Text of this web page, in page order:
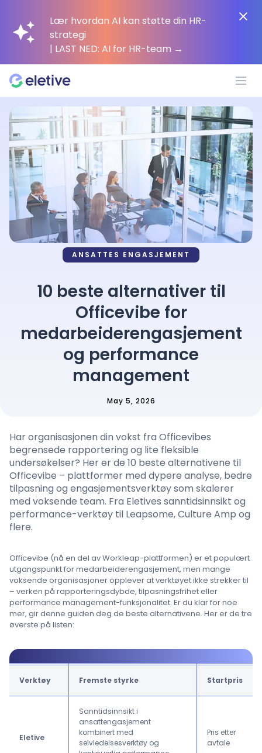
Lær hvordan AI kan støtte din HR-
strategi
| LAST NED: AI for HR-team →
Plattform
Hvorfor Eletive?
Kunder
Ressurser
: Norwegian
Kontakt salg
ANSATTES ENGASJEMENT
10 beste alternativer til
Officevibe for
medarbeiderengasjement
og performance
management
May 5, 2026
Har organisasjonen din vokst fra Officevibes
begrensede rapportering og lite fleksible
undersøkelser? Her er de 10 beste alternativene til
Officevibe – plattformer med dypere analyse, bedre
tilpasning og engasjementsverktøy som skalerer
med voksende team. Fra Eletives sanntidsinnsikt og
performance-verktøy til Leapsome, Culture Amp og
flere.
Officevibe (nå en del av Workleap-plattformen) er et populært
utgangspunkt for medarbeiderengasjement, men mange
voksende organisasjoner opplever at verktøyet ikke strekker til
– verken på rapporteringsdybde, tilpasningsfrihet eller
performance management-funksjonalitet. Er du klar for noe
mer, gir denne guiden deg de beste alternativene. Her er de tre
øverste på listen:
Verktøy Fremste styrke Startpris
Eletive
Sanntidsinnsikt i
ansattengasjement
kombinert med
selvledelsesverktøy og
Pris etter
avtale